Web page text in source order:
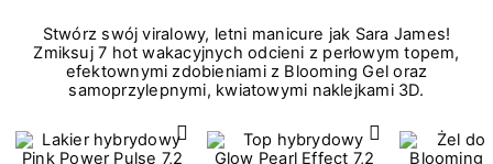
Stwórz swój viralowy, letni manicure jak Sara James!
Zmiksuj 7 hot wakacyjnych odcieni z perłowym topem,
efektownymi zdobieniami z Blooming Gel oraz
samoprzylepnymi, kwiatowymi naklejkami 3D.